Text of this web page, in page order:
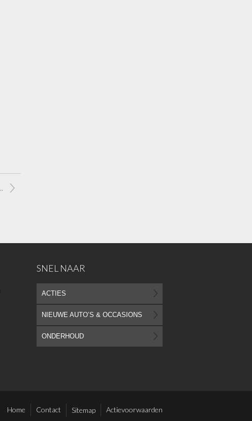
SNEL NAAR
ACTIES
NIEUWE AUTO’S & OCCASIONS
ONDERHOUD
Home Contact Sitemap Actievoorwaarden